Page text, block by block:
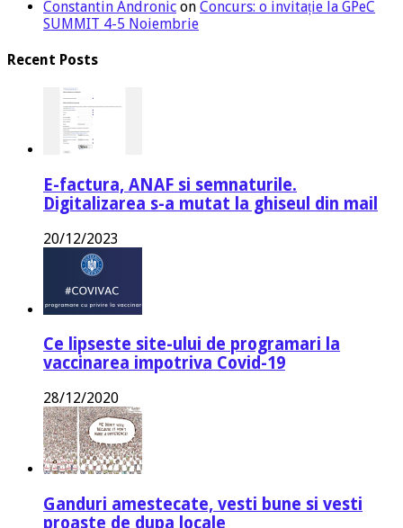
Constantin Andronic on Concurs: o invitație la GPeC
SUMMIT 4-5 Noiembrie
Recent Posts
E-factura, ANAF si semnaturile.
Digitalizarea s-a mutat la ghiseul din mail
20/12/2023
Ce lipseste site-ului de programari la
vaccinarea impotriva Covid-19
28/12/2020
Ganduri amestecate, vesti bune si vesti
proaste de dupa locale